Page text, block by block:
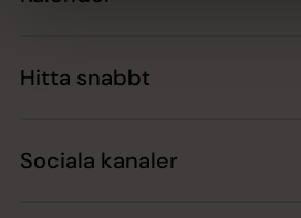
Hitta snabbt
Sociala kanaler